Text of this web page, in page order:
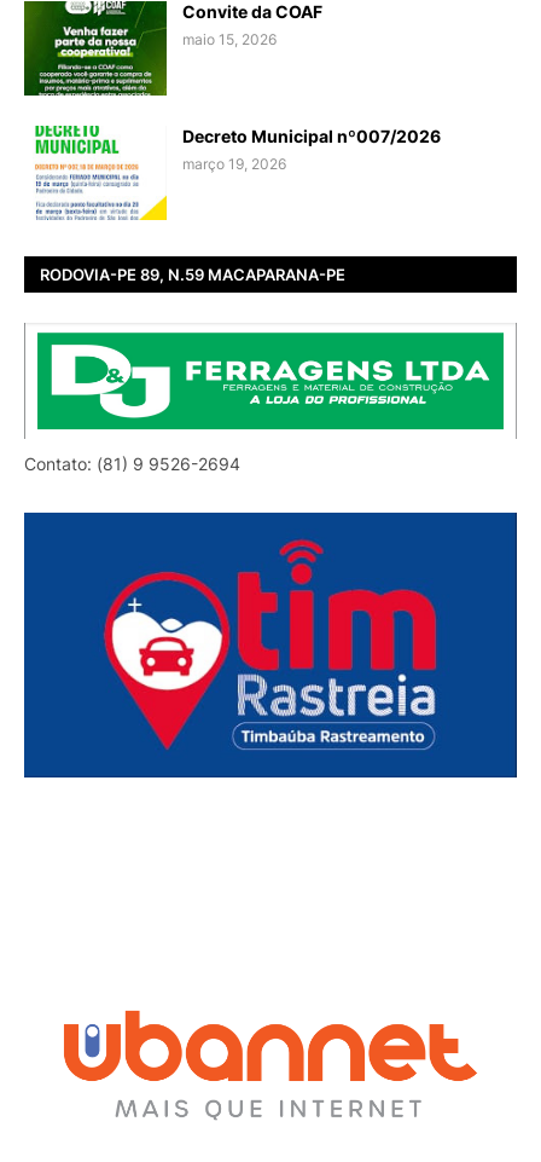
Convite da COAF
maio 15, 2026
Decreto Municipal nº007/2026
março 19, 2026
RODOVIA-PE 89, N.59 MACAPARANA-PE
Contato: (81) 9 9526-2694